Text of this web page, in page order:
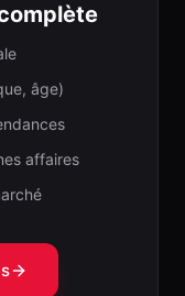
âge)
affaires